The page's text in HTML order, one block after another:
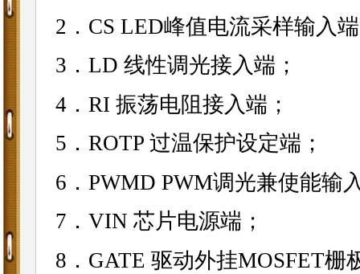
2．CS LED峰值电流采样输入
3．LD 线性调光接入端；
4．RI 振荡电阻接入端；
5．ROTP 过温保护设定端；
6．PWMD PWM调光兼使能输
7．VIN 芯片电源端；
8．GATE 驱动外挂MOSFET栅